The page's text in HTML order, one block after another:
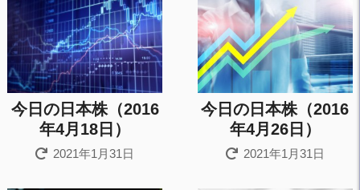
今日の日本株（2016
年4月18日）
2021年1月31日
今日の日本株（2016
年4月26日）
2021年1月31日